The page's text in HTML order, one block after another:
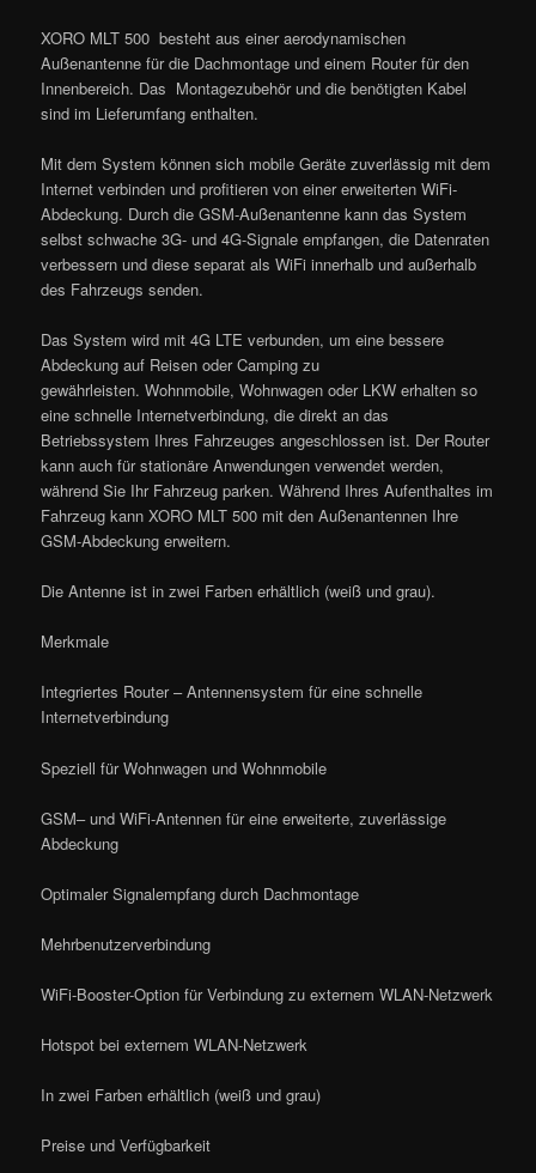
XORO MLT 500 besteht aus einer aerodynamischen
Außenantenne für die Dachmontage und einem Router für den
Innenbereich. Das Montagezubehör und die benötigten Kabel
sind im Lieferumfang enthalten.
Mit dem System können sich mobile Geräte zuverlässig mit dem
Internet verbinden und profitieren von einer erweiterten WiFi-
Abdeckung. Durch die GSM-Außenantenne kann das System
selbst schwache 3G- und 4G-Signale empfangen, die Datenraten
verbessern und diese separat als WiFi innerhalb und außerhalb
des Fahrzeugs senden.
Das System wird mit 4G LTE verbunden, um eine bessere
Abdeckung auf Reisen oder Camping zu
gewährleisten. Wohnmobile, Wohnwagen oder LKW erhalten so
eine schnelle Internetverbindung, die direkt an das
Betriebssystem Ihres Fahrzeuges angeschlossen ist. Der Router
kann auch für stationäre Anwendungen verwendet werden,
während Sie Ihr Fahrzeug parken. Während Ihres Aufenthaltes im
Fahrzeug kann XORO MLT 500 mit den Außenantennen Ihre
GSM-Abdeckung erweitern.
Die Antenne ist in zwei Farben erhältlich (weiß und grau).
Merkmale
Integriertes Router – Antennensystem für eine schnelle
Internetverbindung
Speziell für Wohnwagen und Wohnmobile
GSM– und WiFi-Antennen für eine erweiterte, zuverlässige
Abdeckung
Optimaler Signalempfang durch Dachmontage
Mehrbenutzerverbindung
WiFi-Booster-Option für Verbindung zu externem WLAN-Netzwerk
Hotspot bei externem WLAN-Netzwerk
In zwei Farben erhältlich (weiß und grau)
Preise und Verfügbarkeit